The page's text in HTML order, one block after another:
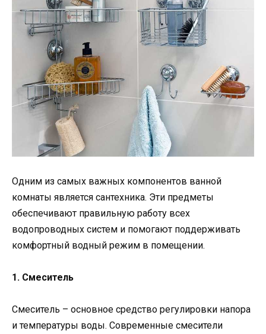
Одним из самых важных компонентов ванной
комнаты является сантехника. Эти предметы
обеспечивают правильную работу всех
водопроводных систем и помогают поддерживать
комфортный водный режим в помещении.
1. Смеситель
Смеситель – основное средство регулировки напора
и температуры воды. Современные смесители